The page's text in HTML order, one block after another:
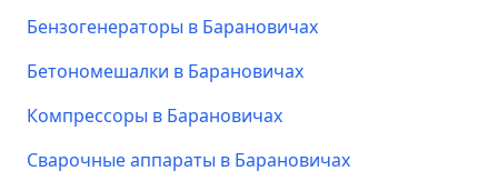
Бензогенераторы в Барановичах
Бетономешалки в Барановичах
Компрессоры в Барановичах
Сварочные аппараты в Барановичах